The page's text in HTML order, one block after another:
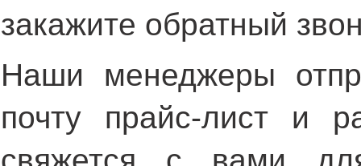
закажите обратный
Наши менеджеры
почту прайс-лист и